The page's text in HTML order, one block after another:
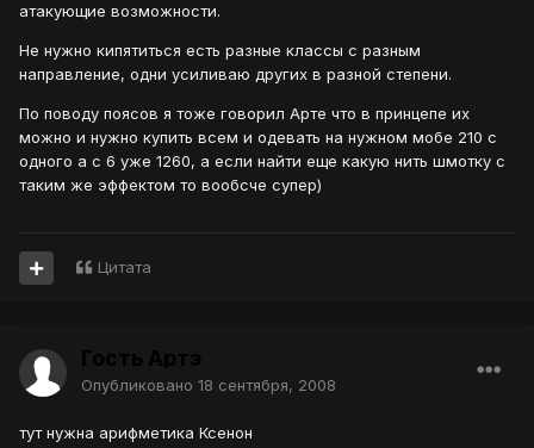
атакующие возможности.
Не нужно кипятиться есть разные классы с разным
направление, одни усиливаю других в разной степени.
По поводу поясов я тоже говорил Арте что в принцепе их
можно и нужно купить всем и одевать на нужном мобе 210 с
одного а с 6 уже 1260, а если найти еще какую нить шмотку с
таким же эффектом то вообсче супер)
Цитата
Опубликовано 18 сентября, 2008
тут нужна арифметика Ксенон